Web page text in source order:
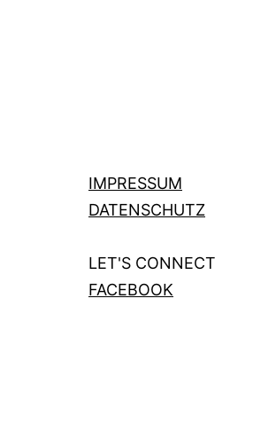
IMPRESSUM
DATENSCHUTZ
LET'S CONNECT
FACEBOOK